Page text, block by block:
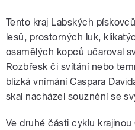
Tento kraj Labských
lesů, prostorných luk,
osamělých kopců učaroval
Rozbřesk či svítání nebo
blízká vnímání Caspara
skal nacházel souznění se
Ve druhé části cyklu krajinou